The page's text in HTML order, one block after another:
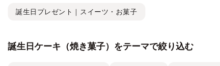
誕生日プレゼント｜スイーツ・お菓子
誕生日ケーキ（焼き菓子）をテーマで絞り込む